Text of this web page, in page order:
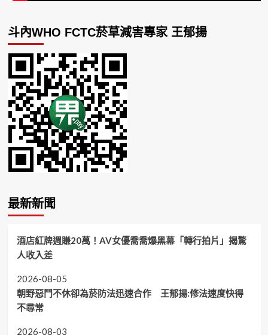
斗內WHO FCTC菸草減害專家 王郁揚
最新新聞
酒店紅牌週賺20萬！AV女優喬喬爆黑幕「轉行拍片」揭驚
人收入差
2026-08-05
朝野惡鬥不休卻為菸防法迅速合作 王郁揚:修法速度快得
不尋常
2026-08-03